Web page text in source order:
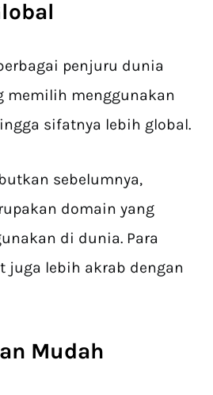
penjuru dunia
memilih menggunakan
sifatnya lebih global.
sebelumnya,
domain yang
di dunia. Para
juga lebih akrab dengan
Mudah